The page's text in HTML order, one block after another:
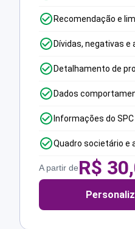
Recomendação e
Dívidas, negativas e
Detalhamento de
Dados
Informações do SPC
Quadro societário e
A partir deR$